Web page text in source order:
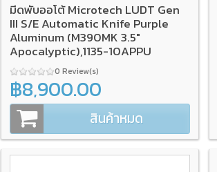
มีดพับออโต้ Microtech LUDT Gen
III S/E Automatic Knife Purple
Aluminum (M390MK 3.5"
Apocalyptic),1135-10APPU
0 Review(s)
฿8,900.00
สินค้าหมด